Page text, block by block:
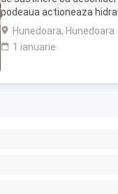
podeaua actioneaza
Hunedoara, Hunedoara
1 ianuarie